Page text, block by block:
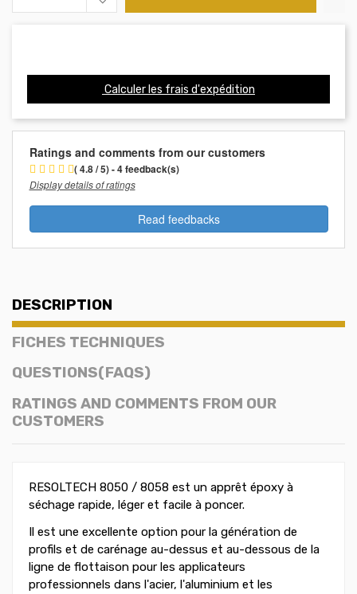
Calculer les frais d'expédition
Ratings and comments from our customers
( 4.8 / 5) - 4 feedback(s)
Display details of ratings
Read feedbacks
DESCRIPTION
FICHES TECHNIQUES
QUESTIONS(FAQS)
RATINGS AND COMMENTS FROM OUR
CUSTOMERS
RESOLTECH 8050 / 8058 est un apprêt époxy à
séchage rapide, léger et facile à poncer.
Il est une excellente option pour la génération de
profils et de carénage au-dessus et au-dessous de la
ligne de flottaison pour les applicateurs
professionnels dans l'acier, l'aluminium et les